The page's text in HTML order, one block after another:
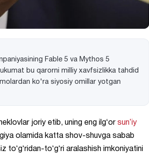
Fable 5 va Mythos 5
bu qarorni milliy xavfsizlikka tahdid
ko'ra siyosiy omillar yotgan
joriy etib, uning eng ilgʻor sunʼiy
olamida katta shov-shuvga sabab
toʻgʻridan-toʻgʻri aralashish imkoniyatini